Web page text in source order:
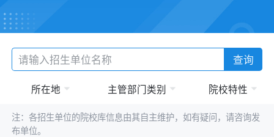
查询
所在地 主管部门类别 院校特性
注：各招生单位的院校库信息由其自主维护，如有疑问，请咨询发
布单位。